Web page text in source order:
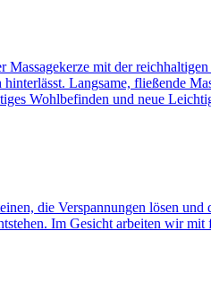
Massagekerze mit der
Langsame, fließende
Wohlbefinden und neue
die Verspannungen lösen
Im Gesicht arbeiten wir